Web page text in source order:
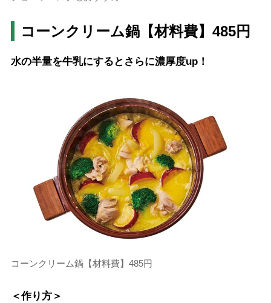
コーンクリーム鍋【材料費】485円
水の半量を牛乳にするとさらに濃厚度up！
コーンクリーム鍋【材料費】485円
＜作り方＞